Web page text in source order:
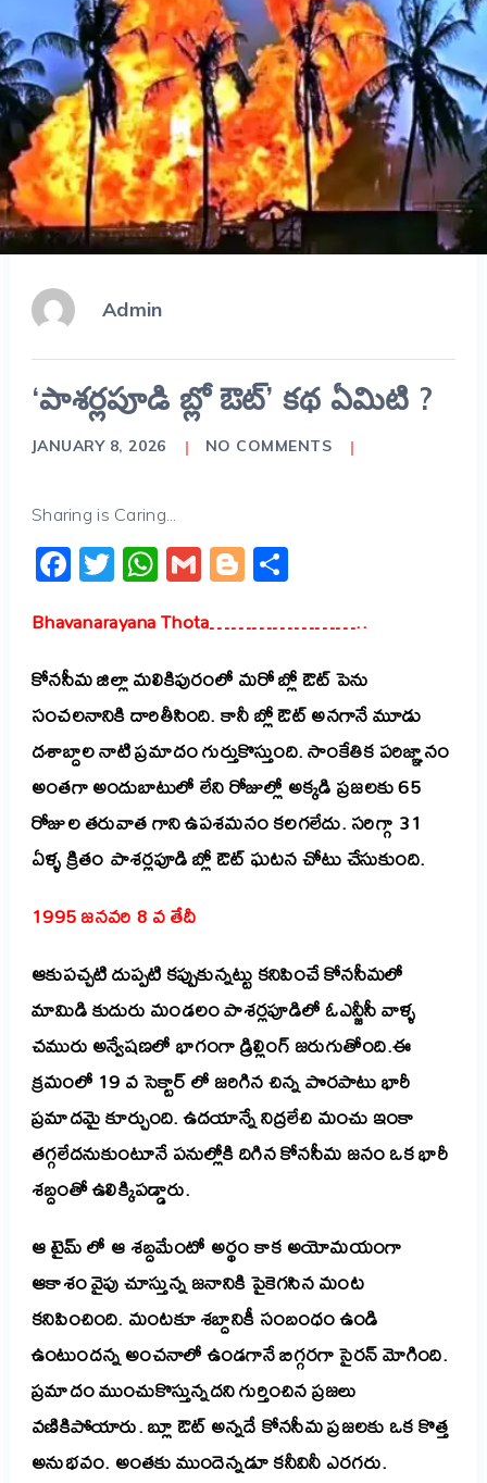
Admin
‘పాశర్లపూడి బ్లో ఔట్’ కథ ఏమిటి ?
JANUARY 8, 2026 NO COMMENTS
Sharing is Caring...
Facebook
Twitter
WhatsApp
GmailBlogger
Share
Bhavanarayana Thota…………………..
కోనసీమ జిల్లా మలికిపురంలో మరో బ్లో ఔట్ పెను
సంచలనానికి దారితీసింది. కానీ బ్లో ఔట్ అనగానే మూడు
దశాబ్దాల నాటి ప్రమాదం గుర్తుకొస్తుంది. సాంకేతిక పరిజ్ఞానం
అంతగా అందుబాటులో లేని రోజుల్లో అక్కడి ప్రజలకు 65
రోజుల తరువాత గాని ఉపశమనం కలగలేదు. సరిగ్గా 31
ఏళ్ళ క్రితం పాశర్లపూడి బ్లో ఔట్ ఘటన చోటు చేసుకుంది.
1995 జనవరి 8 వ తేదీ
ఆకుపచ్చటి దుప్పటి కప్పుకున్నట్టు కనిపించే కోనసీమలో
మామిడి కుదురు మండలం పాశర్లపూడిలో ఓఎన్జీసీ వాళ్ళ
చమురు అన్వేషణలో భాగంగా డ్రిల్లింగ్ జరుగుతోంది.ఈ
క్రమంలో 19 వ సెక్టార్ లో జరిగిన చిన్న పొరపాటు భారీ
ప్రమాదమై కూర్చుంది. ఉదయాన్నే నిద్రలేచి మంచు ఇంకా
తగ్గలేదనుకుంటూనే పనుల్లోకి దిగిన కోనసీమ జనం ఒక భారీ
శబ్దంతో ఉలిక్కిపడ్డారు.
ఆ టైమ్ లో ఆ శబ్దమేంటో అర్థం కాక అయోమయంగా
ఆకాశం వైపు చూస్తున్న జనానికి పైకెగసిన మంట
కనిపించింది. మంటకూ శబ్దానికీ సంబంధం ఉండి
ఉంటుందన్న అంచనాలో ఉండగానే బిగ్గరగా సైరన్ మోగింది.
ప్రమాదం ముంచుకొస్తున్నదని గుర్తించిన ప్రజలు
వణికిపోయారు. బ్లూ ఔట్ అన్నదే కోనసీమ ప్రజలకు ఒక కొత్త
అనుభవం. అంతకు ముందెన్నడూ కనీవినీ ఎరగరు.